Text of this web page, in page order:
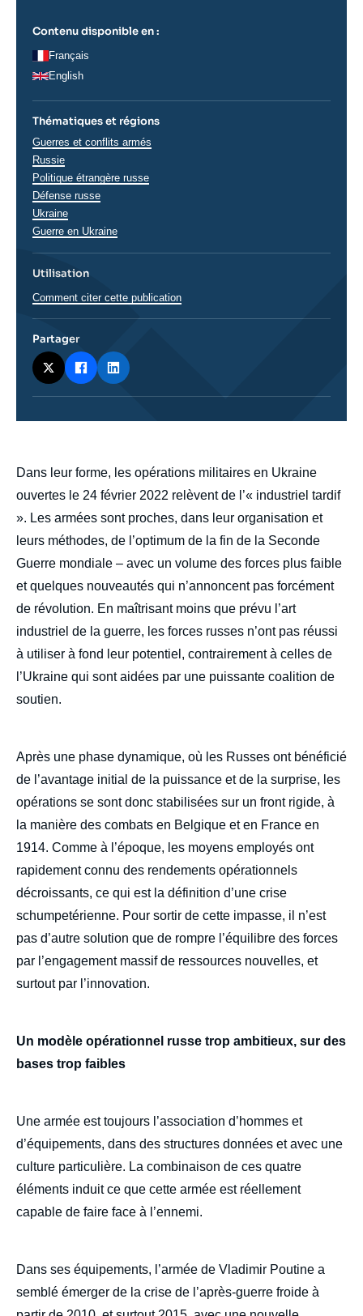
body
Dans leur forme, les opérations militaires en Ukraine
ouvertes le 24 février 2022 relèvent de l’« industriel tardif
». Les armées sont proches, dans leur organisation et
leurs méthodes, de l’optimum de la fin de la Seconde
Guerre mondiale – avec un volume des forces plus faible
et quelques nouveautés qui n’annoncent pas forcément
de révolution. En maîtrisant moins que prévu l’art
industriel de la guerre, les forces russes n’ont pas réussi
à utiliser à fond leur potentiel, contrairement à celles de
l’Ukraine qui sont aidées par une puissante coalition de
soutien.
Après une phase dynamique, où les Russes ont bénéficié
de l’avantage initial de la puissance et de la surprise, les
opérations se sont donc stabilisées sur un front rigide, à
la manière des combats en Belgique et en France en
1914. Comme à l’époque, les moyens employés ont
rapidement connu des rendements opérationnels
décroissants, ce qui est la définition d’une crise
schumpetérienne. Pour sortir de cette impasse, il n’est
pas d’autre solution que de rompre l’équilibre des forces
par l’engagement massif de ressources nouvelles, et
surtout par l’innovation.
Un modèle opérationnel russe trop ambitieux, sur des
bases trop faibles
Une armée est toujours l’association d’hommes et
d’équipements, dans des structures données et avec une
culture particulière. La combinaison de ces quatre
éléments induit ce que cette armée est réellement
capable de faire face à l’ennemi.
Dans ses équipements, l’armée de Vladimir Poutine a
semblé émerger de la crise de l’après-guerre froide à
Contenu disponible en :
Français
English
Thématiques et régions
Thématiques
analyses
Guerres et conflits armés
Régions
Russie
Politique étrangère russe
Défense russe
Ukraine
Guerre en Ukraine
Utilisation
Comment citer cette publication
Partager